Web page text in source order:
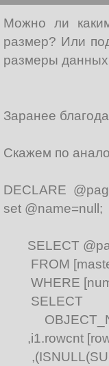
Можно ли
размер? Или
размеры
Заранее
Скажем по
DECLARE
set @name=null;
SELECT
FROM
WHERE
SELECT
,i1.rowcnt